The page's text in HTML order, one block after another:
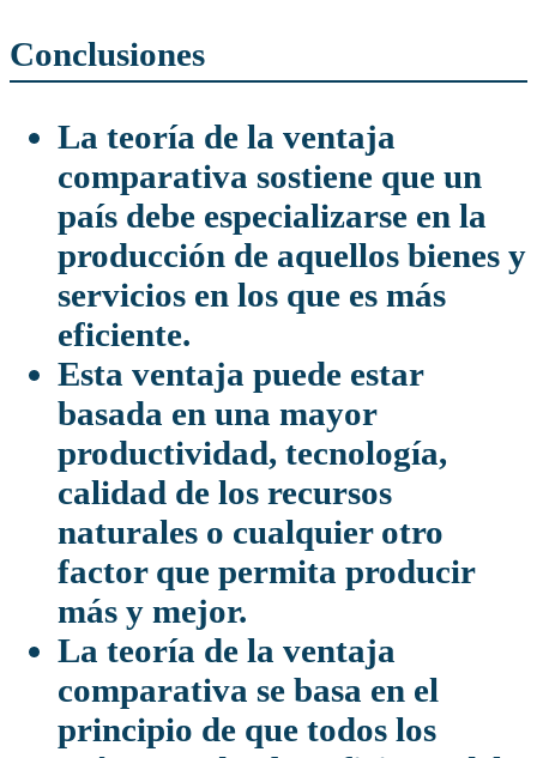
Conclusiones
La teoría de la ventaja
comparativa sostiene que un
país debe especializarse en la
producción de aquellos bienes y
servicios en los que es más
eficiente.
Esta ventaja puede estar
basada en una mayor
productividad, tecnología,
calidad de los recursos
naturales o cualquier otro
factor que permita producir
más y mejor.
La teoría de la ventaja
comparativa se basa en el
principio de que todos los